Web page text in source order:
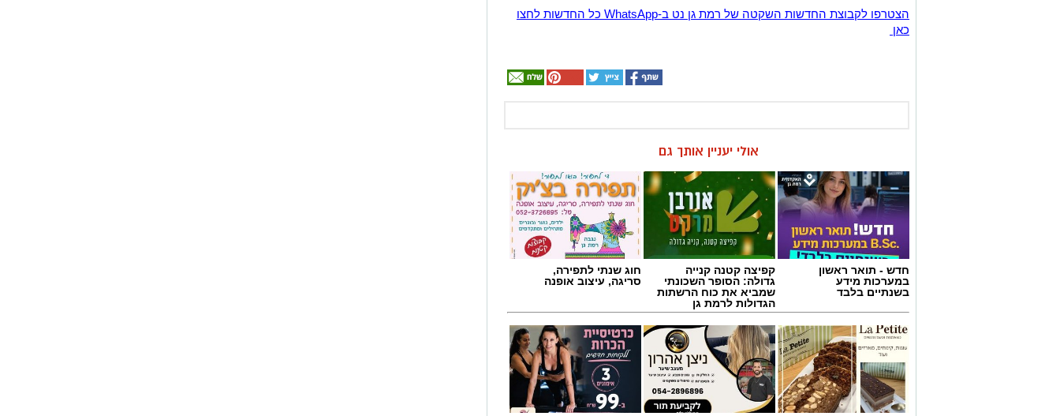
הצטרפו לקבוצת החדשות השקטה של רמת גן נט ב-WhatsApp כל החדשות לחצו
כאן
אולי יעניין אותך גם
חדש - תואר ראשון
במערכות מידע
בשנתיים בלבד
קפיצה קטנה קנייה
גדולה: הסופר השכונתי
שמביא את כוח הרשתות
הגדולות לרמת גן
חוג שנתי לתפירה,
סריגה, עיצוב אופנה